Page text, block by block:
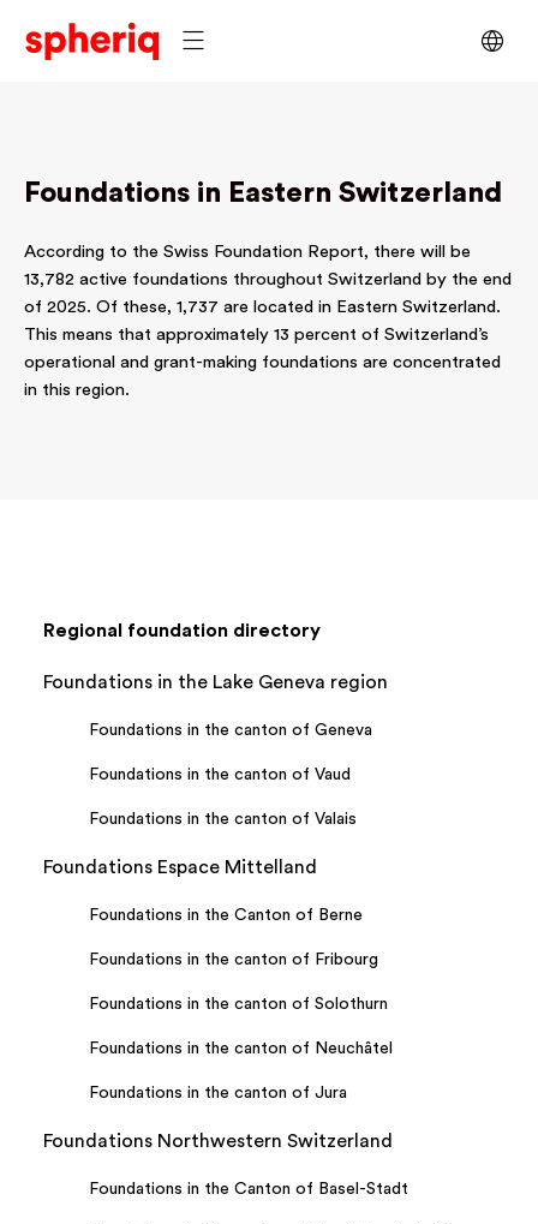
Foundations in Eastern Switzerland
According to the Swiss Foundation Report, there will be
13,782 active foundations throughout Switzerland by the end
of 2025. Of these, 1,737 are located in Eastern Switzerland.
This means that approximately 13 percent of Switzerland’s
operational and grant-making foundations are concentrated
in this region.
Regional foundation directory
Foundations in the Lake Geneva region
Foundations in the canton of Geneva
Foundations in the canton of Vaud
Foundations in the canton of Valais
Foundations Espace Mittelland
Foundations in the Canton of Berne
Foundations in the canton of Fribourg
Foundations in the canton of Solothurn
Foundations in the canton of Neuchâtel
Foundations in the canton of Jura
Foundations Northwestern Switzerland
Foundations in the Canton of Basel-Stadt